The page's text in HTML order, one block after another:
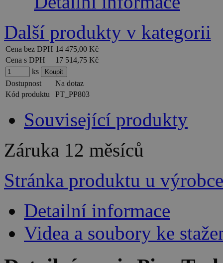
Další produkty v kategorii
Cena bez DPH 14 475,00 Kč
Cena s DPH
17 514,75 Kč
ks
Dostupnost
Na dotaz
Kód produktu
PT_PP803
Související produkty
Záruka 12 měsíců
Stránka produktu u výrobce
Detailní informace
Videa a soubory ke